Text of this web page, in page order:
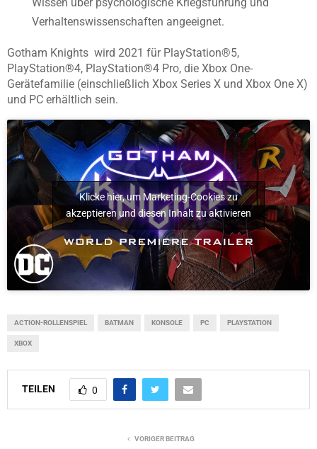
Wissen über psychologische Kriegsführung und
Verhaltenswissenschaften angeeignet.
Gotham Knights wird 2021 für PlayStation®5,
PlayStation®4, PlayStation®4 Pro, die Xbox One-
Gerätefamilie (einschließlich Xbox Series X und Xbox One X)
und PC erhältlich sein.
Klicke hier, um Marketing-Cookies zu
akzeptieren und diesen Inhalt zu aktivieren
ACTION-ROLLENSPIEL BATMAN KONSOLE PC PLAYSTATION
XBOX
TEILEN 0
VORIGER BEITRAG